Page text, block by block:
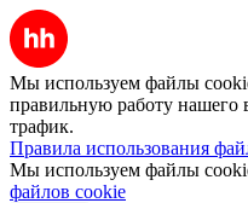
Мы используем файлы
правильную работу нашего
трафик.
Правила использования
Мы используем файлы
файлов cookie